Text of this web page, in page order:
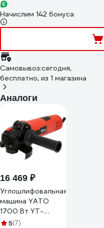
Начислим 142 бонуса
Самовывоз:сегодня,
бесплатно, из 1 магазина
Аналоги
16 469 ₽
Углошлифовальная
машина YATO
1700 Вт YT-
821024
5(7)